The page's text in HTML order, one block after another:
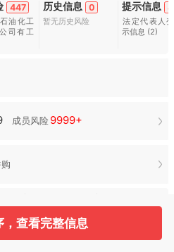
447
油化工
司有工
历史信息 0
暂无历史风险
提示信息
法定代表人
示信息 (2)
成员风险 9999+
空壳扫描
，查看完整信息